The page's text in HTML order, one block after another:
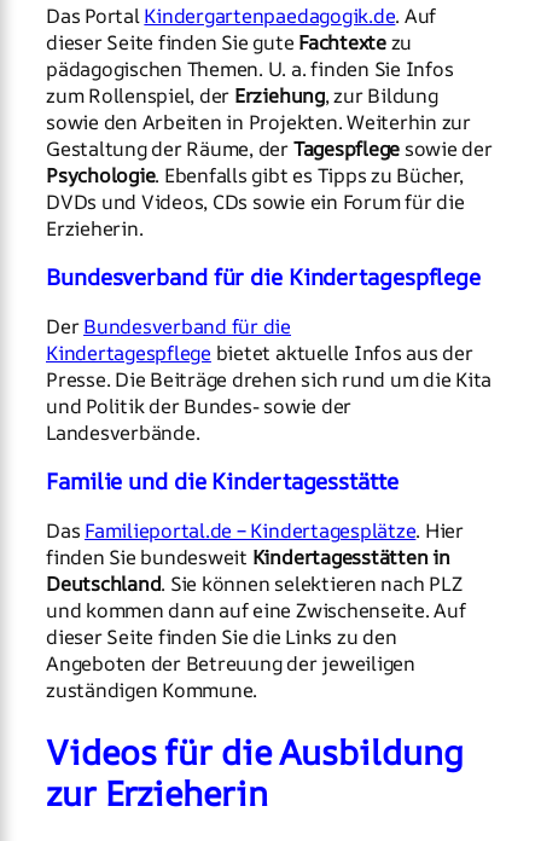
Das PortalKindergartenpaedagogik.de. Auf
dieser Seite finden Sie gute Fachtextezu
pädagogischen Themen. U. a. finden Sie Infos
zum Rollenspiel, der Erziehung, zur Bildung
sowie den Arbeiten in Projekten. Weiterhin zur
Gestaltung der Räume, derTagespflege sowie der
Psychologie. Ebenfalls gibt es Tipps zu Bücher,
DVDs und Videos, CDs sowie ein Forum für die
Erzieherin.
Bundesverband für die Kindertagespflege
DerBundesverband für die
Kindertagespflege bietet aktuelle Infos aus der
Presse. Die Beiträge drehen sich rund um die Kita
und Politik der Bundes- sowie der
Landesverbände.
Familie und die Kindertagesstätte
Das Familieportal.de – Kindertagesplätze. Hier
finden Sie bundesweit Kindertagesstätten in
Deutschland. Sie können selektieren nach PLZ
und kommen dann auf eine Zwischenseite. Auf
dieser Seite finden Sie die Links zu den
Angeboten der Betreuung der jeweiligen
zuständigen Kommune.
Videos für die Ausbildung
zur Erzieherin